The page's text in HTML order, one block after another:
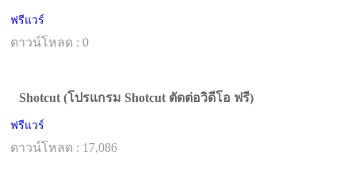
ฟรีแวร์
ดาวน์โหลด : 0
Shotcut (โปรแกรม Shotcut ตัดต่อวิดีโอ ฟรี)
ฟรีแวร์
ดาวน์โหลด : 17,086